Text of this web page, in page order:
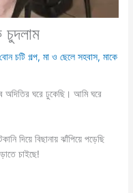
চুদলাম
চটি গল্প,মা ও ছেলে সহবাস,মাকে
অদিতির ঘরে ঢুকেছি। আমি ঘরে
দিয়ে বিছানায় ঝাঁপিয়ে পড়েছি
চাইছে!